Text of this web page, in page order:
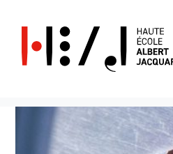
What are you